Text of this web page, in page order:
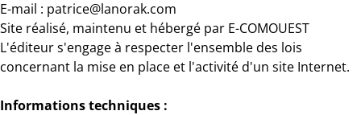
E-mail : patrice@lanorak.com
Site réalisé, maintenu et hébergé par E-COMOUEST
L'éditeur s'engage à respecter l'ensemble des lois
concernant la mise en place et l'activité d'un site Internet.
Informations techniques :